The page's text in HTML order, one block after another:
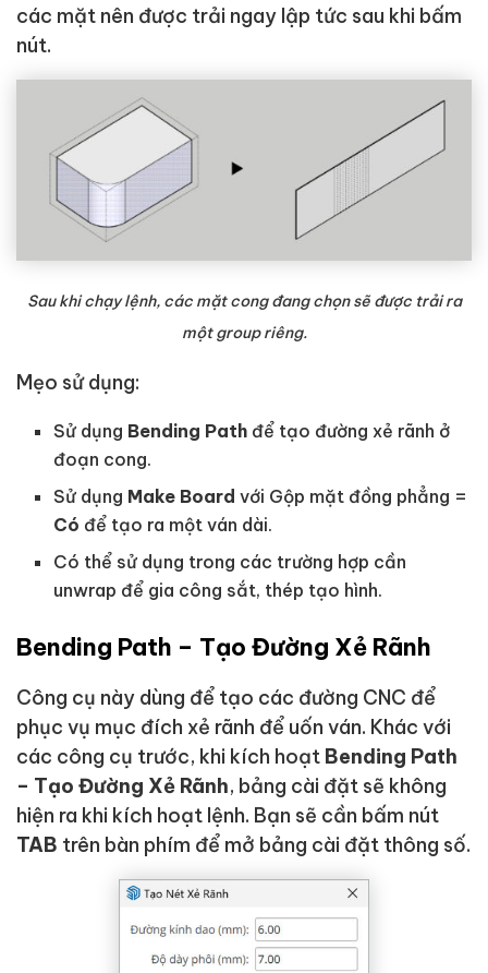
các mặt nên được trải ngay lập tức sau khi bấm
nút.
Sau khi chạy lệnh, các mặt cong đang chọn sẽ được trải ra
một group riêng.
Mẹo sử dụng:
Sử dụng Bending Path để tạo đường xẻ rãnh ở
đoạn cong.
Sử dụng Make Board với Gộp mặt đồng phẳng =
Có để tạo ra một ván dài.
Có thể sử dụng trong các trường hợp cần
unwrap để gia công sắt, thép tạo hình.
Bending Path – Tạo Đường Xẻ Rãnh
Công cụ này dùng để tạo các đường CNC để
phục vụ mục đích xẻ rãnh để uốn ván. Khác với
các công cụ trước, khi kích hoạt Bending Path
– Tạo Đường Xẻ Rãnh, bảng cài đặt sẽ không
hiện ra khi kích hoạt lệnh. Bạn sẽ cần bấm nút
TAB trên bàn phím để mở bảng cài đặt thông số.